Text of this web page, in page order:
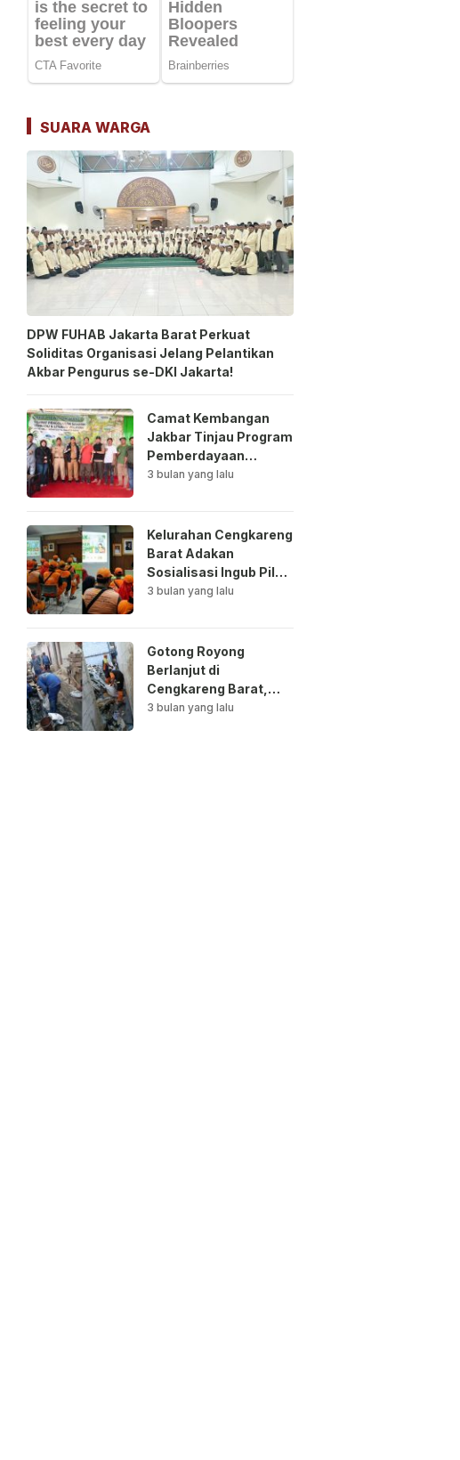
SUARA WARGA
DPW FUHAB Jakarta Barat Perkuat
Soliditas Organisasi Jelang Pelantikan
Akbar Pengurus se-DKI Jakarta!
Camat Kembangan
Jakbar Tinjau Program
Pemberdayaan
Lingkungan di Bale
3 bulan yang lalu
Kelurahan Cengkareng
Barat Adakan
Sosialisasi Ingub Pilah
Sampah Kepada PPSU
3 bulan yang lalu
Gotong Royong
Berlanjut di
Cengkareng Barat,
Saluran Air
3 bulan yang lalu